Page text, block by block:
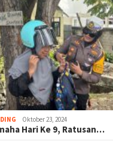
Oktober 23, 2024
Hari Ke 9, Ratusan…